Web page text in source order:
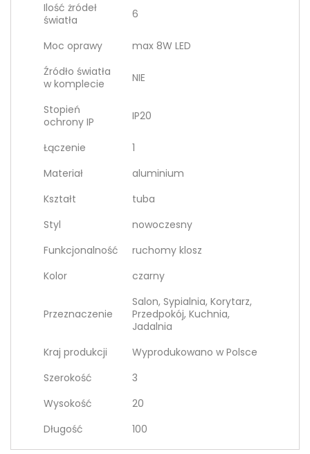
Ilość żródeł
światła
6
Moc oprawy
max 8W LED
Źródło światła
w komplecie
NIE
Stopień
ochrony IP
IP20
Łączenie
1
Materiał
aluminium
Kształt
tuba
Styl
nowoczesny
Funkcjonalność
ruchomy klosz
Kolor
czarny
Przeznaczenie
Salon, Sypialnia, Korytarz,
Przedpokój, Kuchnia,
Jadalnia
Kraj produkcji
Wyprodukowano w Polsce
Szerokość
3
Wysokość
20
Długość
100